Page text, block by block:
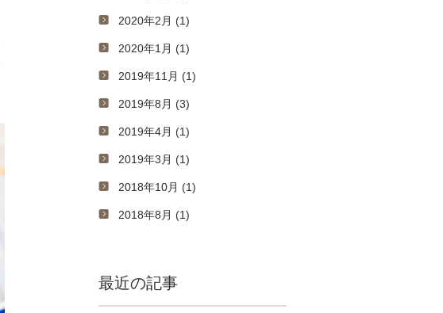
2020年2月 (1)
2020年1月 (1)
2019年11月 (1)
2019年8月 (3)
2019年4月 (1)
2019年3月 (1)
2018年10月 (1)
2018年8月 (1)
最近の記事